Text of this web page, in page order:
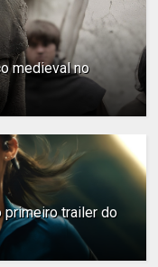
medieval no
primeiro trailer do